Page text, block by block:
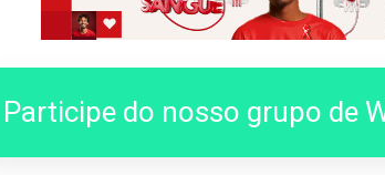
Participe do nosso grupo de